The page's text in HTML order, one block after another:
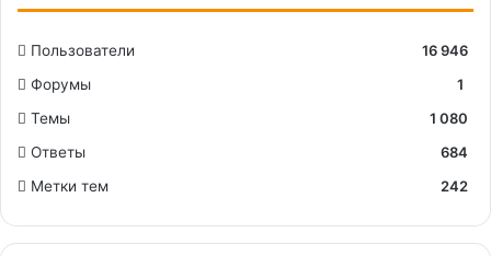
Пользователи
16 946
Форумы
1
Темы
1 080
Ответы
684
Метки тем
242